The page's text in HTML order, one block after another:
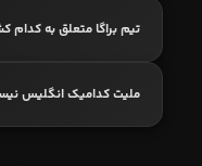
تیم براگا متعلق به کدام
ملیت کدامیک انگلیس